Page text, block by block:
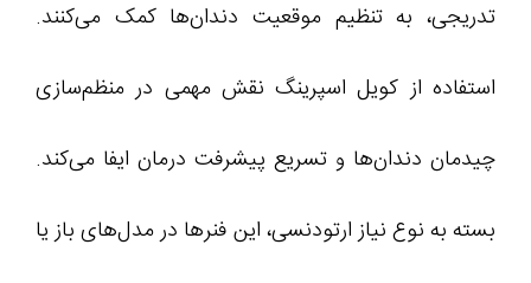
تدریجی، به تنظیم موقعیت دندان‌ها کمک می‌کنند.
استفاده از کویل اسپرینگ نقش مهمی در منظم‌سازی
چیدمان دندان‌ها و تسریع پیشرفت درمان ایفا می‌کند.
بسته به نوع نیاز ارتودنسی، این فنرها در مدل‌های باز یا